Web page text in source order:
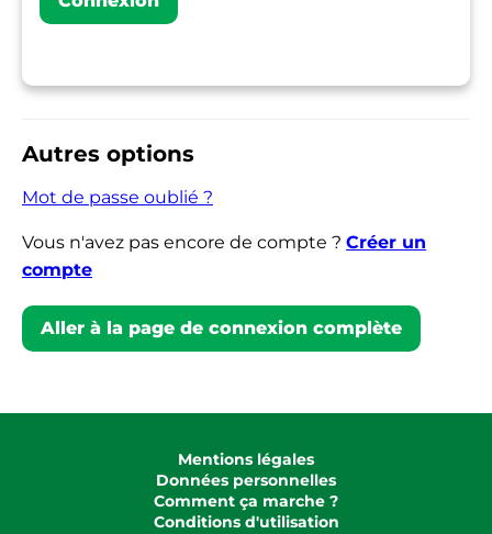
Autres options
Mot de passe oublié ?
Vous n'avez pas encore de compte ? Créer un
compte
Aller à la page de connexion complète
Mentions légales
Données personnelles
Comment ça marche ?
Conditions d'utilisation